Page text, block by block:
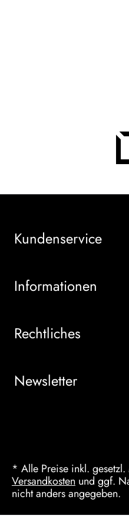
Kundenservice
Informationen
Rechtliches
Newsletter
* Alle Preise inkl.
Versandkosten und ggf.
nicht anders angegeben.